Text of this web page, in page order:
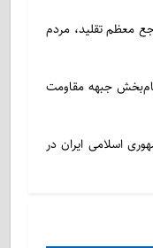
معظم تقلید، مردم
جبهه مقاومت
اسلامی ایران در